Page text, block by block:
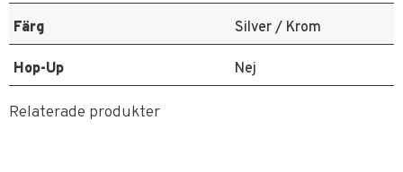
Färg Silver / Krom
Hop-Up Nej
Relaterade produkter